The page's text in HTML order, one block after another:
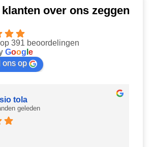
over ons zeggen
391 beoordelingen
Goog le
ons op
tola
geleden